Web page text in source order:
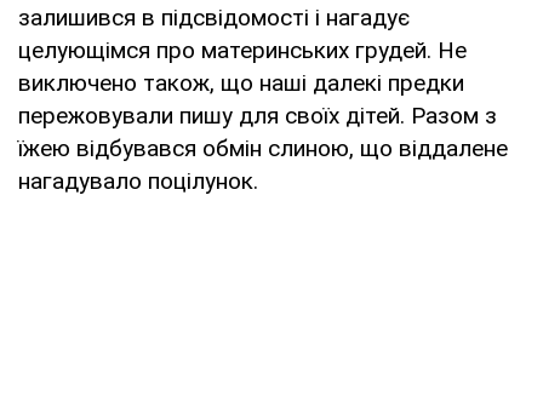
залишився в підсвідомості і нагадує
целующімся про материнських грудей. Не
виключено також, що наші далекі предки
пережовували пишу для своїх дітей. Разом з
їжею відбувався обмін слиною, що віддалене
нагадувало поцілунок.